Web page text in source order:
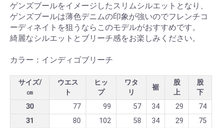
ゲンズブールをイメージしたスリムシルエットとなり、
ゲンズブールは薄色デニムの印象が強いのでフレンチコ
ーディネイトを狙うならこのモデルがおすすめです。
綺麗なシルエットとブリーチ感をお楽しみください。
カラー：インディゴブリーチ
サイズ/
㎝
ウエス
ト
ヒッ
プ
ワタ
リ
裾
股
上
股
下
30
77 99 57 34 29
74
31
80 102 58 34 29
75